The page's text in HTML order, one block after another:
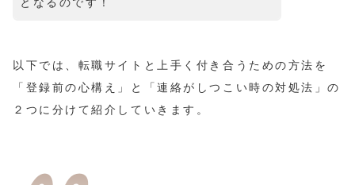
以下では、転職サイトと上手く付き合うための方法を
「登録前の心構え」と「連絡がしつこい時の対処法」の
２つに分けて紹介していきます。